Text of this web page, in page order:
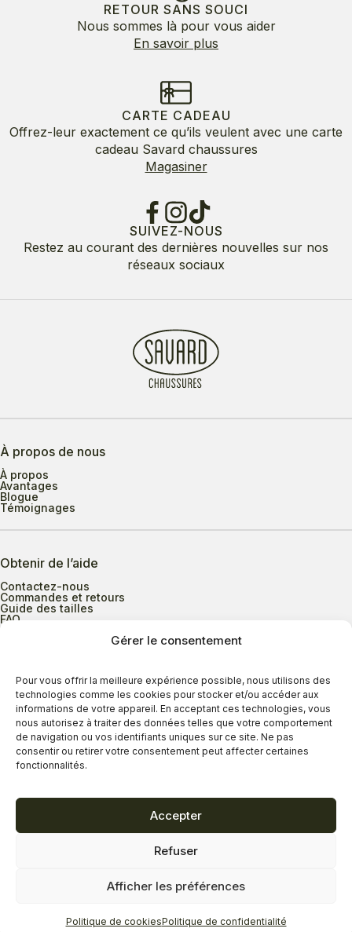
Gérer le consentement
Pour vous offrir la meilleure expérience possible, nous utilisons des
technologies comme les cookies pour stocker et/ou accéder aux
informations de votre appareil. En acceptant ces technologies, vous
nous autorisez à traiter des données telles que votre comportement
de navigation ou vos identifiants uniques sur ce site. Ne pas
consentir ou retirer votre consentement peut affecter certaines
fonctionnalités.
Accepter
Refuser
Afficher les préférences
Politique de cookiesPolitique de confidentialité
RETOUR SANS SOUCI
Nous sommes là pour vous aider
En savoir plus
CARTE CADEAU
Offrez-leur exactement ce qu’ils veulent avec une carte
cadeau Savard chaussures
Magasiner
SUIVEZ-NOUS
Restez au courant des dernières nouvelles sur nos
réseaux sociaux
À propos de nous
À propos
Avantages
Blogue
Témoignages
Obtenir de l’aide
Contactez-nous
Commandes et retours
Guide des tailles
FAQ
Heures d’ouverture
Lundi au mercredi
9h00 à 17h30
Jeudi
9h00 à 20h00
Vendredi
9h00 à 18h00
Dimanche
11h00 à 16h30
Termes et conditions
Réalisation Zonart Communications